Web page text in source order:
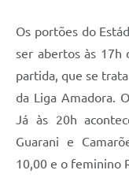
Os portões do
ser abertos às 17h
partida, que se
da Liga Amadora.
Já às 20h
Guarani e
10,00 e o feminino